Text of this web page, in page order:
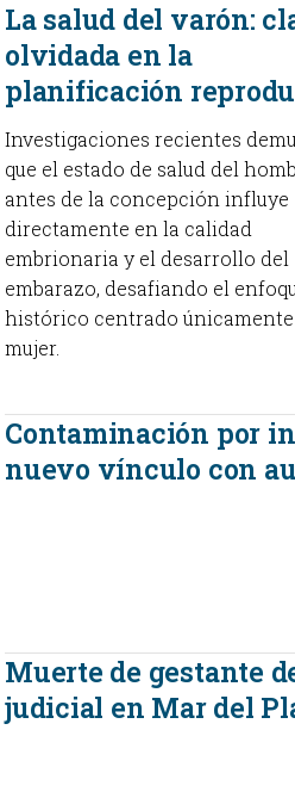
La salud del varón:
olvidada en la
planificación
Investigaciones recientes
que el estado de salud del
antes de la concepción influye
directamente en la calidad
embrionaria y el desarrollo del
embarazo, desafiando el
histórico centrado únicamente
mujer.
Contaminación por
nuevo vínculo con
Muerte de gestante
judicial en Mar del